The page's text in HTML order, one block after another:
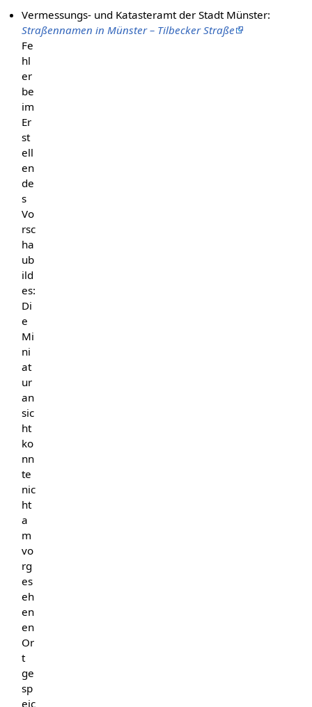
Vermessungs- und Katasteramt der Stadt Münster:
Straßennamen in Münster – Tilbecker Straße
Fe
hl
er
be
im
Er
st
ell
en
de
s
Vo
rsc
ha
ub
ild
es:
Di
e
Mi
ni
at
ur
an
sic
ht
ko
nn
te
nic
ht
a
m
vo
rg
es
eh
en
en
Or
t
ge
sp
eic